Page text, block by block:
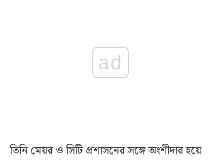
ad
তিনি মেয়র ও সিটি প্রশাসনের সঙ্গে অংশীদার হয়ে